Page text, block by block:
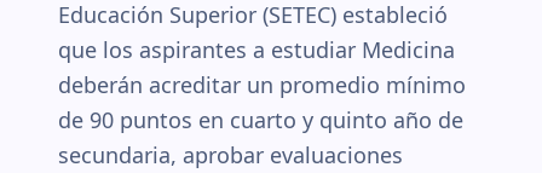
Educación Superior (SETEC) estableció
que los aspirantes a estudiar Medicina
deberán acreditar un promedio mínimo
de 90 puntos en cuarto y quinto año de
secundaria, aprobar evaluaciones